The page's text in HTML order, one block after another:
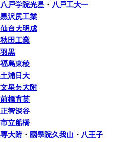
八戸学院光星 ・ 八戸工大一
黒沢尻工業
仙台大明成
秋田工業
羽黒
福島東稜
土浦日大
文星芸大附
前橋育英
正智深谷
市立船橋
専大附 ・ 國學院久我山 ・ 八王子